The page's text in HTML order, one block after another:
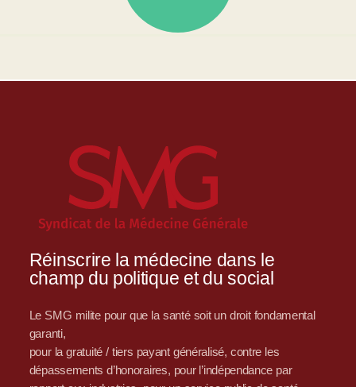
Réinscrire la médecine dans le
champ du politique et du social
Le SMG milite pour que la santé soit un droit fondamental
garanti,
pour la gratuité / tiers payant généralisé, contre les
dépassements d’honoraires, pour l’indépendance par